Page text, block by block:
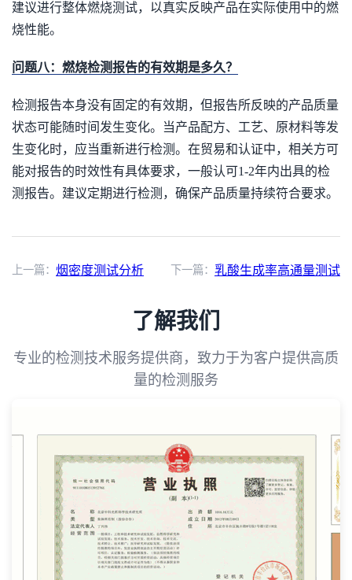
建议进行整体燃烧测试，以真实反映产品在实际使用中的燃
烧性能。
问题八：燃烧检测报告的有效期是多久？
检测报告本身没有固定的有效期，但报告所反映的产品质量
状态可能随时间发生变化。当产品配方、工艺、原材料等发
生变化时，应当重新进行检测。在贸易和认证中，相关方可
能对报告的时效性有具体要求，一般认可1-2年内出具的检
测报告。建议定期进行检测，确保产品质量持续符合要求。
上一篇： 烟密度测试分析 下一篇： 乳酸生成率高通量测试
了解我们
专业的检测技术服务提供商，致力于为客户提供高质
量的检测服务